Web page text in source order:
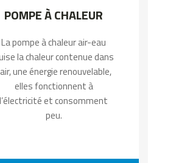
POMPE À CHALEUR
La pompe à chaleur air-eau
la chaleur contenue dans
une énergie renouvelable,
elles fonctionnent à
l’électricité et consomment
peu.